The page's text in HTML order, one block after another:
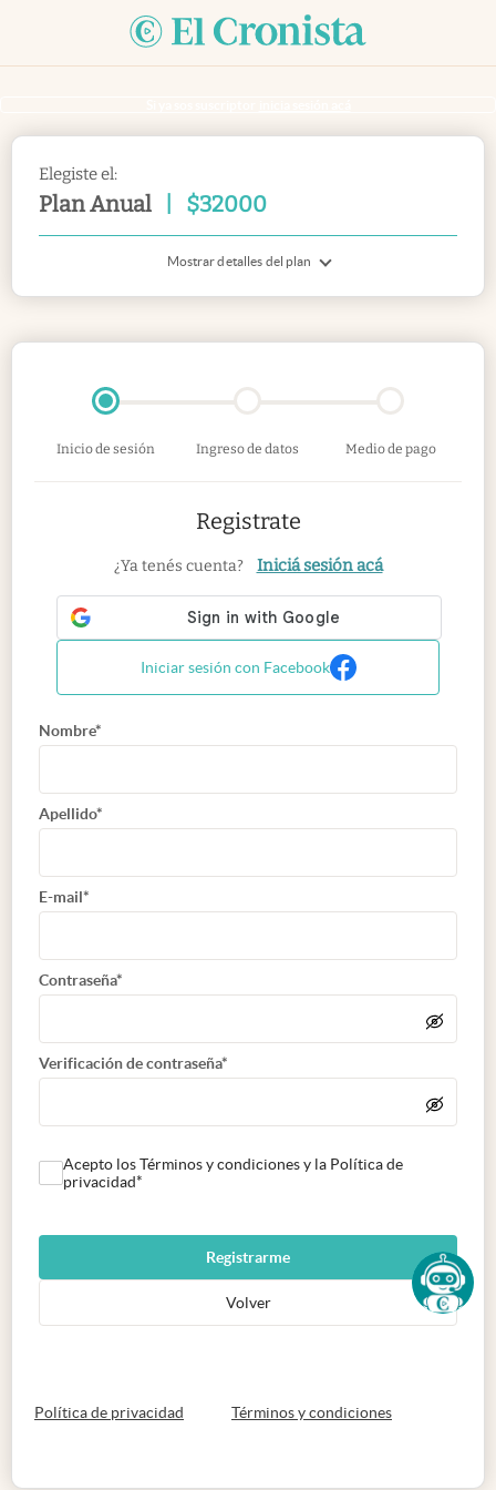
Elegiste el:
Plan Anual $32000
Mostrar detalles del plan
Inicio de sesión Ingreso de datos Medio de pago
Registrate
¿Ya tenés cuenta? Iniciá sesión acá
Iniciar sesión con Facebook
Nombre*
Apellido*
E-mail*
Contraseña*
Verificación de contraseña*
Acepto los Términos y condiciones y la Política de
privacidad*
Registrarme
Volver
Política de privacidad abre en nueva pestaña
Términos y condicionesabre en nueva